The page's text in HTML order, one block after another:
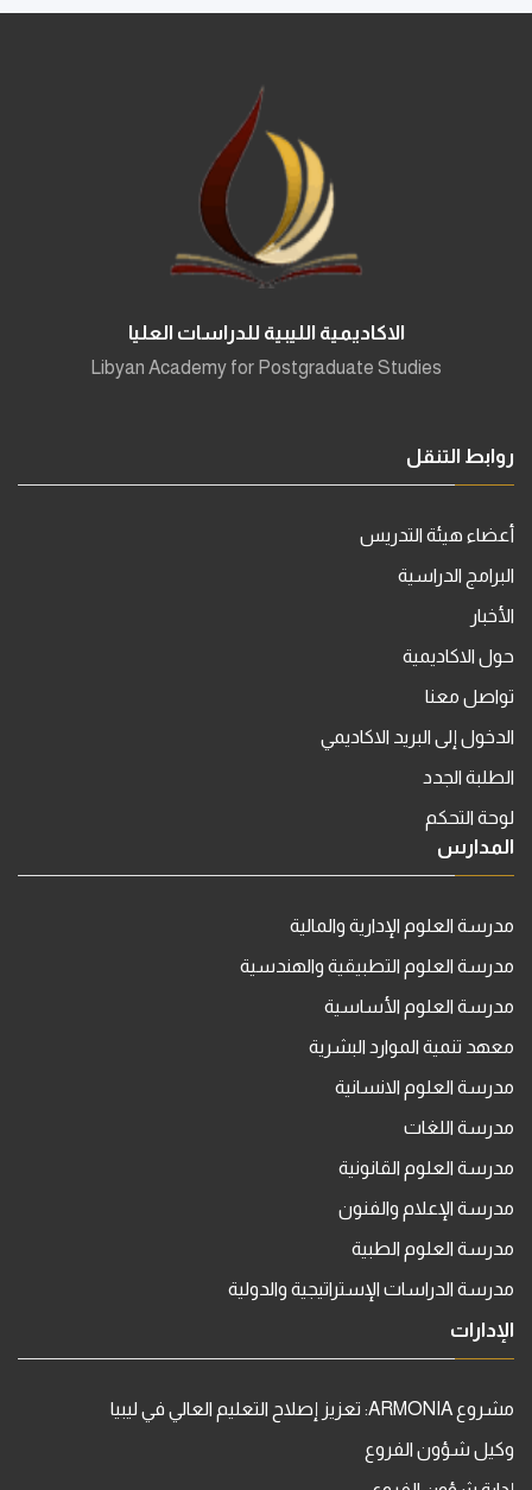
الاكاديمية الليبية للدراسات العليا
Libyan Academy for Postgraduate Studies
روابط التنقل
أعضاء هيئة التدريس
البرامج الدراسية
الأخبار
حول الاكاديمية
تواصل معنا
الدخول إلى البريد الاكاديمي
الطلبة الجدد
لوحة التحكم
المدارس
مدرسة العلوم الإدارية والمالية
مدرسة العلوم التطبيقية والهندسية
مدرسة العلوم الأساسية
معهد تنمية الموارد البشرية
مدرسة العلوم الانسانية
مدرسة اللغات
مدرسة العلوم القانونية
مدرسة الإعلام والفنون
مدرسة العلوم الطبية
مدرسة الدراسات الإستراتيجية والدولية
الإدارات
مشروع ARMONIA: تعزيز إصلاح التعليم العالي في ليبيا
وكيل شؤون الفروع